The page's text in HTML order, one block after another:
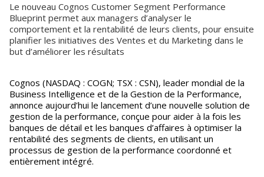
Le nouveau Cognos Customer Segment Performance
Blueprint permet aux managers d’analyser le
comportement et la rentabilité de leurs clients, pour ensuite
planifier les initiatives des Ventes et du Marketing dans le
but d’améliorer les résultats
Cognos (NASDAQ : COGN; TSX : CSN), leader mondial de la
Business Intelligence et de la Gestion de la Performance,
annonce aujourd’hui le lancement d’une nouvelle solution de
gestion de la performance, conçue pour aider à la fois les
banques de détail et les banques d’affaires à optimiser la
rentabilité des segments de clients, en utilisant un
processus de gestion de la performance coordonné et
entièrement intégré.